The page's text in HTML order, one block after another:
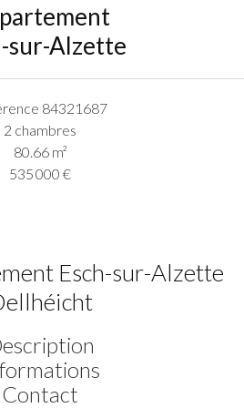
sur-Alzette
84321687
2 chambres
80.66m²
535 000 €
Esch-sur-Alzette
Contact